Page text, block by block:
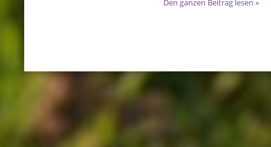
Den ganzen Beitrag lesen »